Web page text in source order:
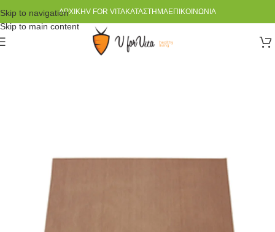
Skip to navigation
Skip to main content
ΑΡΧΙΚΉV FOR VITAΚΑΤΆΣΤΗΜΑΕΠΙΚΟΙΝΩΝΊΑ